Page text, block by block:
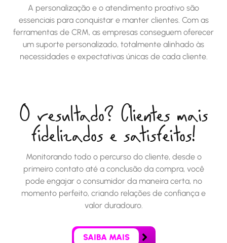
A personalização e o atendimento proativo são
essenciais para conquistar e manter clientes. Com as
ferramentas de CRM, as empresas conseguem oferecer
um suporte personalizado, totalmente alinhado às
necessidades e expectativas únicas de cada cliente.
O resultado? Clientes mais
fidelizados e satisfeitos!
Monitorando todo o percurso do cliente, desde o
primeiro contato até a conclusão da compra, você
pode engajar o consumidor da maneira certa, no
momento perfeito, criando relações de confiança e
valor duradouro.
SAIBA MAIS